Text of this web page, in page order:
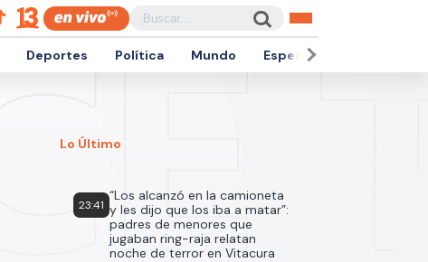
Deportes Política Mundo Espectáculos
Lo Último
23:41
“Los alcanzó en la camioneta
y les dijo que los iba a matar”:
padres de menores que
jugaban ring-raja relatan
noche de terror en Vitacura